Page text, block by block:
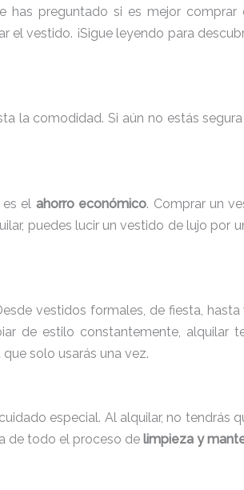
has preguntado si es mejor comprar
vestido. ¡Sigue leyendo para
la comodidad. Si aún no estás
es el ahorro económico. Comprar un
puedes lucir un vestido de lujo por
vestidos formales, de fiesta,
de estilo constantemente, alquilar
solo usarás una vez.
especial. Al alquilar, no tendrás
de todo el proceso de limpieza y